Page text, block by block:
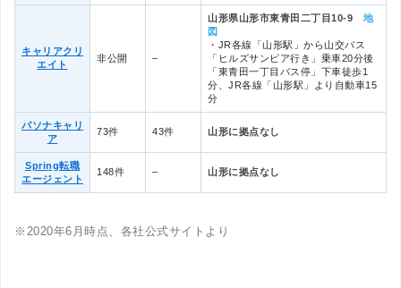
キャリアクリ
エイト
非公開 –
山形県山形市東青田二丁目10-9 地
図
・JR各線「山形駅」から山交バス
「ヒルズサンピア行き」乗車20分後
「東青田一丁目バス停」下車徒歩1
分、JR各線「山形駅」より自動車15
分
パソナキャリ
ア
73件 43件 山形に拠点なし
Spring転職
エージェント
148件 – 山形に拠点なし
※2020年6月時点、各社公式サイトより